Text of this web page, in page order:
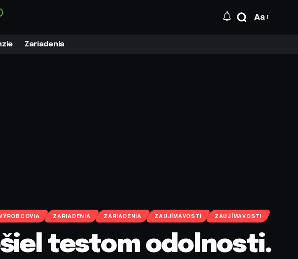
Aa
Zariadenia
ZARIADENIA ZARIADENIA ZAUJÍMAVOSTI ZAUJÍMAVOSTI
testom odolnosti.